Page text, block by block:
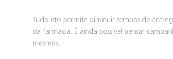
Tudo isto permite diminuir tempos de
da farmácia. É ainda possível pensar
mesmos.